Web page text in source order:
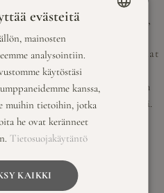
yhdistettynä
kokonaisuuden,
siitä, että jokainen
ja toteutettu, jotta vieraat
Sisävesiristeily M/S
Apajaan tarjoaa yhdistelmän
ja unohtumattomia hetkiä.
jossa yhdistyvät
ja elämyksellisyys.
evästeitä
mainosten
analysointiin.
käytöstäsi
kanssa,
muihin tietoihin, jotka
he ovat keränneet
Tietosuojakäytäntö
KAIKKI